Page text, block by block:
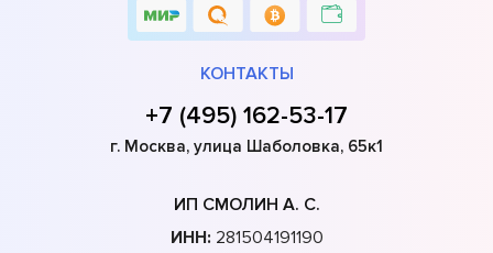
КОНТАКТЫ
+7 (495) 162-53-17
г. Москва, улица Шаболовка, 65к1
ИП СМОЛИН А. С.
ИНН: 281504191190